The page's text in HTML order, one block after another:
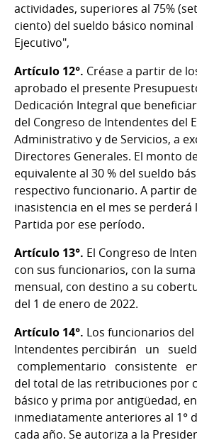
actividades, superiores al 75%
ciento) del sueldo básico nominal
Ejecutivo",
Artículo 12°. Créase a partir de
aprobado el presente
Dedicación Integral que
del Congreso de Intendentes del
Administrativo y de Servicios, a
Directores Generales. El monto
equivalente al 30 % del sueldo
respectivo funcionario. A partir
inasistencia en el mes se
Partida por ese período.
Artículo 13°. El Congreso de
con sus funcionarios, con la suma
mensual, con destino a su
del 1 de enero de 2022.
Artículo 14°. Los funcionarios
Intendentes percibirán un
complementario consistente
del total de las retribuciones por
básico y prima por antigüedad,
inmediatamente anteriores al 1°
cada año. Se autoriza a la